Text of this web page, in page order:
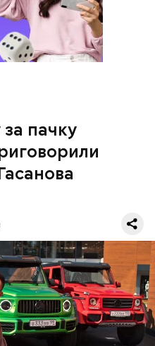
пачку
в
Гусейна Гасанова.
уголовное дело о
период с 2019 по 2021
налогов на более
деньги он якобы
и